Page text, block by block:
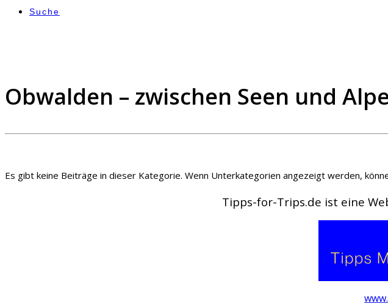
Suche
Obwalden – zwischen Seen und
Es gibt keine Beiträge in dieser Kategorie. Wenn Unterkategorien angezeigt werden,
Tipps-for-Trips.de ist eine